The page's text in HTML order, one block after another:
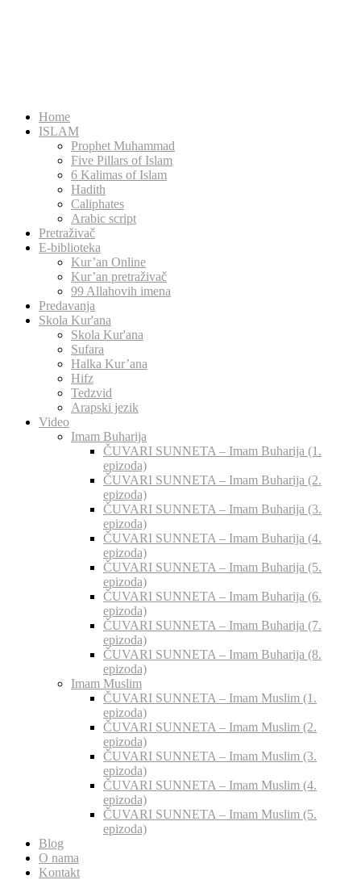
Home
ISLAM
Prophet Muhammad
Five Pillars of Islam
6 Kalimas of Islam
Hadith
Caliphates
Arabic script
Pretraživač
E-biblioteka
Kur’an Online
Kur’an pretraživač
99 Allahovih imena
Predavanja
Skola Kur'ana
Skola Kur'ana
Sufara
Halka Kur’ana
Hifz
Tedzvid
Arapski jezik
Video
Imam Buharija
ČUVARI SUNNETA – Imam Buharija (1.
epizoda)
ČUVARI SUNNETA – Imam Buharija (2.
epizoda)
ČUVARI SUNNETA – Imam Buharija (3.
epizoda)
ČUVARI SUNNETA – Imam Buharija (4.
epizoda)
ČUVARI SUNNETA – Imam Buharija (5.
epizoda)
ČUVARI SUNNETA – Imam Buharija (6.
epizoda)
ČUVARI SUNNETA – Imam Buharija (7.
epizoda)
ČUVARI SUNNETA – Imam Buharija (8.
epizoda)
Imam Muslim
ČUVARI SUNNETA – Imam Muslim (1.
epizoda)
ČUVARI SUNNETA – Imam Muslim (2.
epizoda)
ČUVARI SUNNETA – Imam Muslim (3.
epizoda)
ČUVARI SUNNETA – Imam Muslim (4.
epizoda)
ČUVARI SUNNETA – Imam Muslim (5.
epizoda)
Blog
O nama
Kontakt